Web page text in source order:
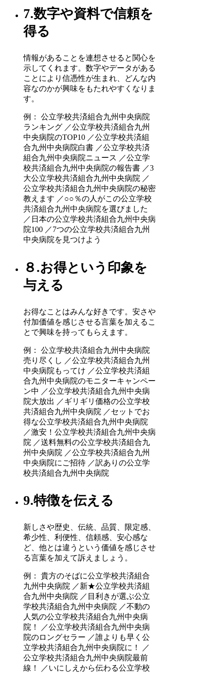
7.数字や資料で信頼を
得る
情報があることを連想させると関心を
示してくれます。数字やデータがある
ことにより信憑性が生まれ、どんな内
容なのかが興味をもたれやすくなりま
す。
例： 公立学校共済組合九州中央病院
ランキング ／公立学校共済組合九州
中央病院のTOP10 ／公立学校共済組
合九州中央病院白書 ／公立学校共済
組合九州中央病院ニュース ／公立学
校共済組合九州中央病院の報告書 ／3
大公立学校共済組合九州中央病院 ／
公立学校共済組合九州中央病院の秘密
教えます ／○○％の人がこの公立学校
共済組合九州中央病院を選びました
／日本の公立学校共済組合九州中央病
院100 ／7つの公立学校共済組合九州
中央病院を見つけよう
８.お得という印象を
与える
お得なことはみんな好きです。安さや
付加価値を感じさせる言葉を加えるこ
とで興味を持ってもらえます。
例： 公立学校共済組合九州中央病院
売り尽くし ／公立学校共済組合九州
中央病院もってけ ／公立学校共済組
合九州中央病院のモニターキャンペー
ン中 ／公立学校共済組合九州中央病
院大放出 ／ギリギリ価格の公立学校
共済組合九州中央病院 ／セットでお
得な公立学校共済組合九州中央病院
／激安！公立学校共済組合九州中央病
院 ／送料無料の公立学校共済組合九
州中央病院 ／公立学校共済組合九州
中央病院にご招待 ／訳ありの公立学
校共済組合九州中央病院
9.特徴を伝える
新しさや歴史、伝統、品質、限定感、
希少性、利便性、信頼感、安心感な
ど、他とは違うという価値を感じさせ
る言葉を加えて訴えましょう。
例： 貴方のそばに公立学校共済組合
九州中央病院 ／新★公立学校共済組
合九州中央病院 ／目利きが選ぶ公立
学校共済組合九州中央病院 ／不動の
人気の公立学校共済組合九州中央病
院！ ／公立学校共済組合九州中央病
院のロングセラー ／誰よりも早く公
立学校共済組合九州中央病院に！ ／
公立学校共済組合九州中央病院最前
線！ ／いにしえから伝わる公立学校